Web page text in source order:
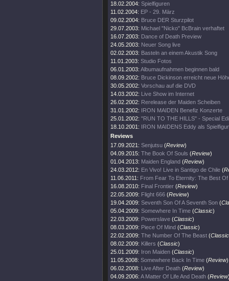
18.02.2004: Spielfiguren
11.02.2004: EP - 29. März
09.02.2004: Bruce DER Sturzpilot
29.07.2003: Michael "Nicko" BcBrain verhaftet
16.07.2003: Dance of Death Preview
24.05.2003: Neuer Song live
02.02.2003: Basteln an einem Akustik Song
11.01.2003: Studio Fotos
06.01.2003: Albumaufnahmen beginnen bald
08.09.2002: Bruce Dickinson erreicht neue
30.05.2002: Vorschau auf die DVD
14.03.2002: Live Show im Internet
26.02.2002: Rerelease der Maiden Scheiben
31.01.2002: IRON MAIDEN Benefiz Konzerte
25.01.2002: "RUN TO THE HILLS" - Special
18.10.2001: IRON MAIDENS Eddy als Spielfigur
Reviews
17.09.2021: Senjutsu (Review)
04.09.2015: The Book Of Souls (Review)
01.04.2013: Maiden England (Review)
24.03.2012: En Vivo! Live in Santigo de Chile (
11.06.2011: From Fear To Eternity: The Best
16.08.2010: Final Frontier (Review)
22.05.2009: Flight 666 (Review)
19.04.2009: Seventh Son Of A Seventh Son (
05.04.2009: Somewhere In Time (Classic)
22.03.2009: Powerslave (Classic)
08.03.2009: Piece Of Mind (Classic)
22.02.2009: The Number Of The Beast (Classic
08.02.2009: Killers (Classic)
25.01.2009: Iron Maiden (Classic)
11.05.2008: Somewhere Back In Time (Review)
06.02.2008: Live After Death (Review)
04.09.2006: A Matter Of Life And Death (Review